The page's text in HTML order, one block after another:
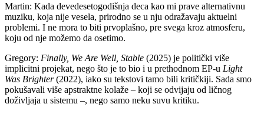
Martin: Kada devedesetogodišnja deca kao mi prave alternativnu
muziku, koja nije vesela, prirodno se u nju odražavaju aktuelni
problemi. I ne mora to biti prvoplašno, pre svega kroz atmosferu,
koju od nje možemo da osetimo.
Gregory: Finally, We Are Well, Stable (2025) je politički više
implicitni projekat, nego što je to bio i u prethodnom EP-u Light
Was Brighter(2022), iako su tekstovi tamo bili kritičkiji. Sada smo
pokušavali više apstraktne kolaže – koji se odvijaju od ličnog
doživljaja u sistemu –, nego samo neku suvu kritiku.